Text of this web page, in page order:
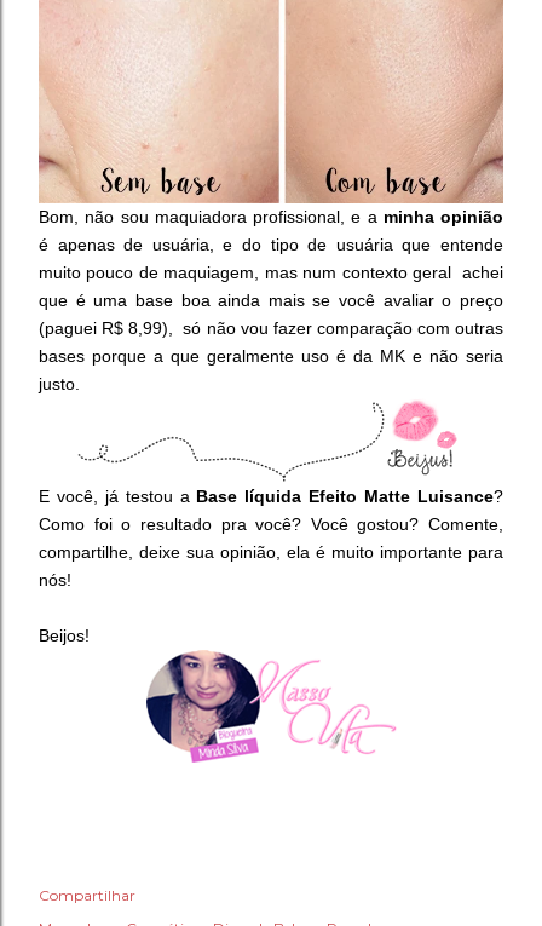
Bom, não sou maquiadora profissional, e a minha opinião
é apenas de usuária, e do tipo de usuária que entende
muito pouco de maquiagem, mas num contexto geral achei
que é uma base boa ainda mais se você avaliar o preço
(paguei R$ 8,99), só não vou fazer comparação com outras
bases porque a que geralmente uso é da MK e não seria
justo.
E você, já testou a Base líquida Efeito Matte Luisance?
Como foi o resultado pra você? Você gostou? Comente,
compartilhe, deixe sua opinião, ela é muito importante para
nós!
Beijos!
Compartilhar